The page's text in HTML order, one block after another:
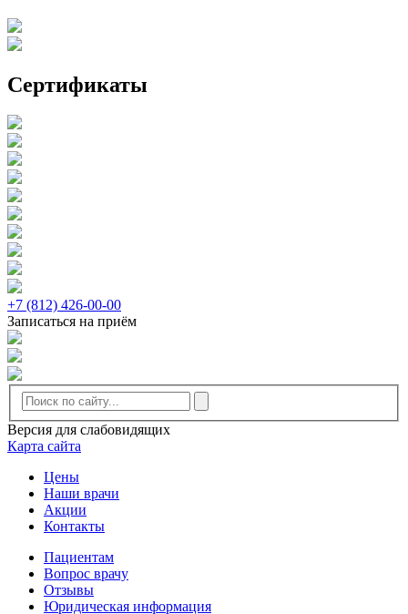
Сертификаты
+7 (812) 426-00-00
Записаться на приём
Версия для слабовидящих
Карта сайта
Цены
Наши врачи
Акции
Контакты
Пациентам
Вопрос врачу
Отзывы
Юридическая информация